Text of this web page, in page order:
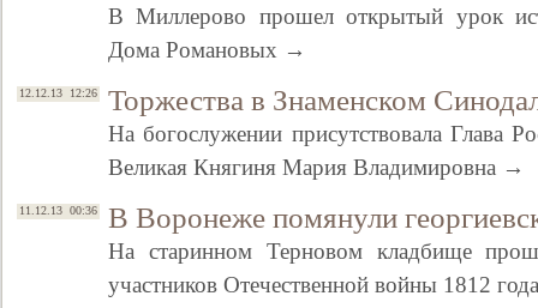
В Миллерово прошел открытый урок
Дома Романовых →
12.12.13 12:26 Торжества в Знаменском
На богослужении присутствовала Глава
Великая Княгиня Мария Владимировна →
11.12.13 00:36 В Воронеже помянули
На старинном Терновом кладбище
участников Отечественной войны 1812